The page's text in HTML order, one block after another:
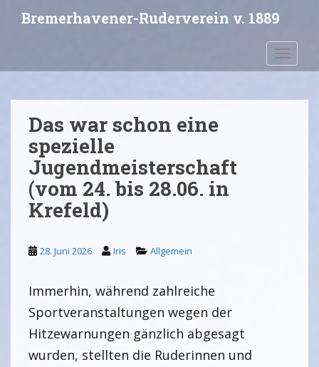
t
Bremerhavener-Ruderverein v. 1889
Toggle
Das war schon eine
spezielle
Jugendmeisterschaft
(vom 24. bis 28.06. in
Krefeld)
28. Juni 2026 Iris Allgemein
Immerhin, während zahlreiche
Sportveranstaltungen wegen der
Hitzewarnungen gänzlich abgesagt
wurden, stellten die Ruderinnen und